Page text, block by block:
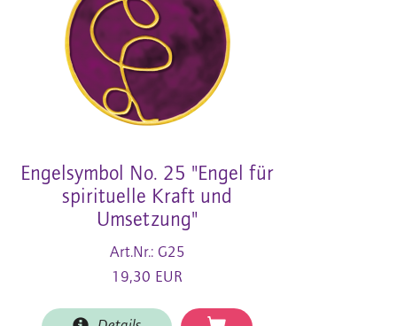
Engelsymbol No. 25 "Engel für
spirituelle Kraft und
Umsetzung"
Art.Nr.: G25
19,30 EUR